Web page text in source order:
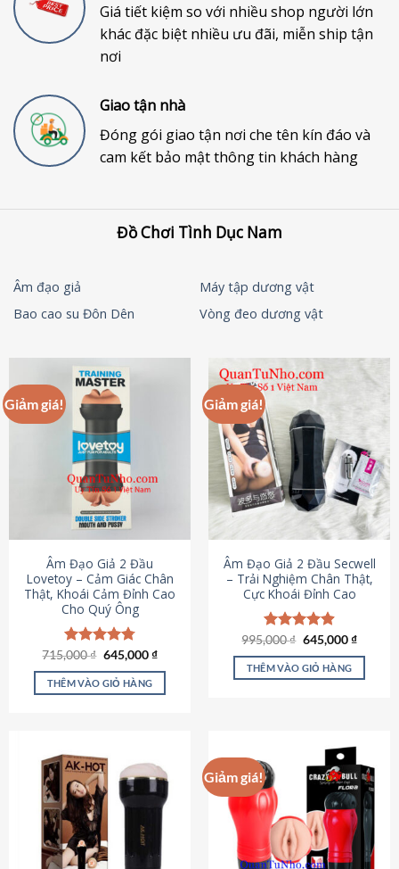
Giá tiết kiệm so với nhiều shop người lớn
khác đặc biệt nhiều ưu đãi, miễn ship tận
nơi
Giao tận nhà
Đóng gói giao tận nơi che tên kín đáo và
cam kết bảo mật thông tin khách hàng
Đồ Chơi Tình Dục Nam
Âm đạo giả
Máy tập dương vật
Bao cao su Đôn Dên
Vòng đeo dương vật
Giảm giá!
Âm Đạo Giả 2 Đầu
Lovetoy – Cảm Giác Chân
Thật, Khoái Cảm Đỉnh Cao
Cho Quý Ông
Được xếp
hạng4.79
5 sao
715,000₫ Giá
là:
715,000 ₫.
645,000₫Giá
tại
THÊM VÀO GIỎ HÀNG
Giảm giá!
Âm Đạo Giả 2 Đầu Secwell
– Trải Nghiệm Chân Thật,
Cực Khoái Đỉnh Cao
Được xếp
hạng4.88
5 sao
995,000₫ Giá
là:
995,000 ₫.
645,000₫Giá
tại
THÊM VÀO GIỎ HÀNG
Giảm giá!